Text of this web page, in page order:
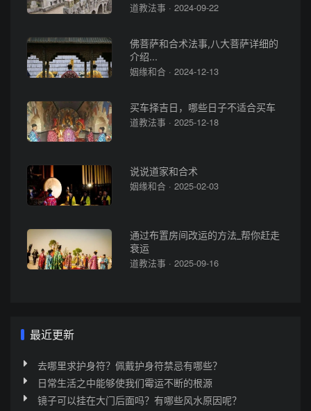
道教法事 · 2024-09-22
佛菩萨和合术法事,八大菩萨详细的
介绍...
姻缘和合 · 2024-12-13
买车择吉日，哪些日子不适合买车
道教法事 · 2025-12-18
说说道家和合术
姻缘和合 · 2025-02-03
通过布置房间改运的方法_帮你赶走
衰运
道教法事 · 2025-09-16
最近更新
去哪里求护身符？佩戴护身符禁忌有哪些？
日常生活之中能够使我们霉运不断的根源
镜子可以挂在大门后面吗？有哪些风水原因呢？